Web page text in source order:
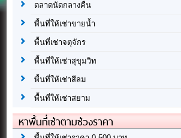
ตลาดนัดกลางคืน
พื้นที่ให้เช่าขายน้ำ
พื้นที่เช่าจตุจักร
พื้นที่ให้เช่าสุขุมวิท
พื้นที่ให้เช่าสีลม
พื้นที่ให้เช่าสยาม
หาพื้นที่เช่าตามช่วงราคา